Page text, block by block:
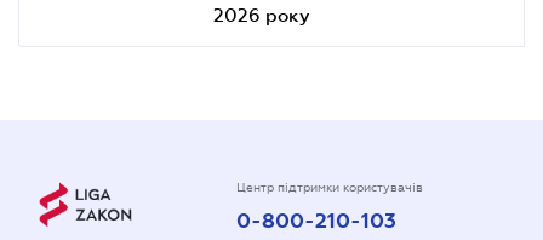
2026 року
Центр підтримки користувачів
0-800-210-103